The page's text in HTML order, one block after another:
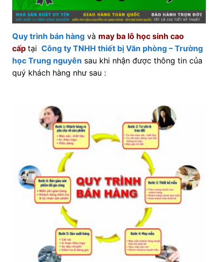
Quy trình bán hàngvà may ba lô học sinh cao
cấp tại Công ty TNHH thiết bị Văn phòng – Trường
học Trung nguyên sau khi nhận được thông tin của
quý khách hàng như sau :